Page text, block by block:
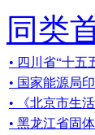
同类
• 四川省“十五
• 国家能源局
• 《北京市生
• 黑龙江省固